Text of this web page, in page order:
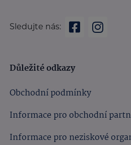
Sledujte nás:
Důležité odkazy
Obchodní podmínky
Informace pro obchodní
Informace pro neziskové